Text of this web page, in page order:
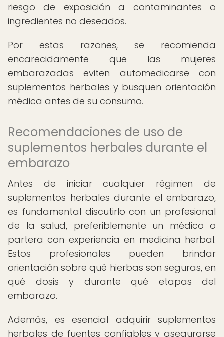
riesgo de exposición a contaminantes o
ingredientes no deseados.
Por estas razones, se recomienda
encarecidamente que las mujeres
embarazadas eviten automedicarse con
suplementos herbales y busquen orientación
médica antes de su consumo.
Recomendaciones de uso de
suplementos herbales durante el
embarazo
Antes de iniciar cualquier régimen de
suplementos herbales durante el embarazo,
es fundamental discutirlo con un profesional
de la salud, preferiblemente un médico o
partera con experiencia en medicina herbal.
Estos profesionales pueden brindar
orientación sobre qué hierbas son seguras, en
qué dosis y durante qué etapas del
embarazo.
Además, es esencial adquirir suplementos
herbales de fuentes confiables y asegurarse